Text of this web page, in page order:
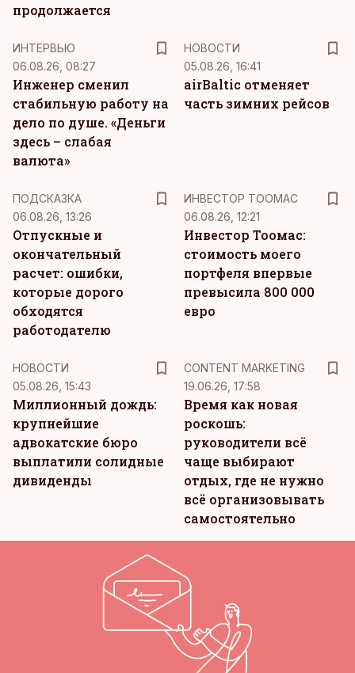
продолжается
ИНТЕРВЬЮ
06.08.26, 08:27
Инженер сменил
стабильную работу на
дело по душе. «Деньги
здесь – слабая
валюта»
НОВОСТИ
05.08.26, 16:41
airBaltic отменяет
часть зимних рейсов
ПОДСКАЗКА
06.08.26, 13:26
Отпускные и
окончательный
расчет: ошибки,
которые дорого
обходятся
работодателю
ИНВЕСТОР ТООМАС
06.08.26, 12:21
Инвестор Тоомас:
стоимость моего
портфеля впервые
превысила 800 000
евро
НОВОСТИ
05.08.26, 15:43
Миллионный дождь:
крупнейшие
адвокатские бюро
выплатили солидные
дивиденды
CONTENT MARKETING
19.06.26, 17:58
Время как новая
роскошь:
руководители всё
чаще выбирают
отдых, где не нужно
всё организовывать
самостоятельно